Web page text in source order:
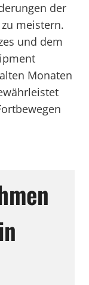
der
meistern.
und dem
Monaten